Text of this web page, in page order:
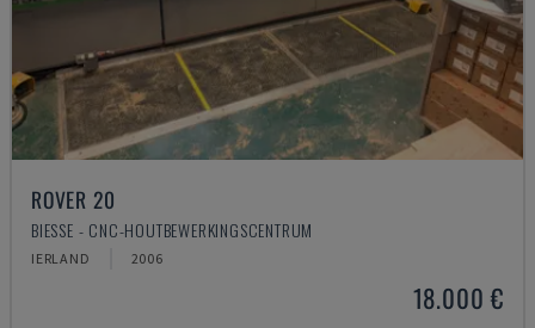
ROVER 20
BIESSE - CNC-HOUTBEWERKINGSCENTRUM
IERLAND 2006
18.000 €